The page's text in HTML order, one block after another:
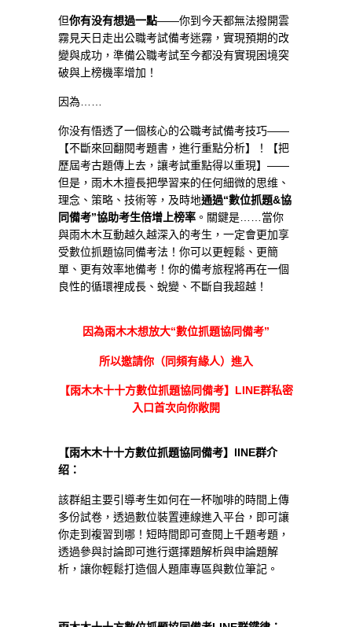
但你有没有想過一點——你到今天都無法撥開雲
霧見天日走出公職考試備考迷霧，實現預期的改
變與成功，準備公職考試至今都没有實現困境突
破與上榜機率增加！
因為……
你没有悟透了一個核心的公職考試備考技巧——
【不斷來回翻閱考題書，進行重點分析】！【把
歷屆考古題傳上去，讓考試重點得以重現】——
但是，雨木木擅長把學習来的任何細微的思维、
理念、策略、技術等，及時地通過“數位抓題&協
同備考”協助考生倍增上榜率 。關鍵是……當你
與雨木木互動越久越深入的考生，一定會更加享
受數位抓題協同備考法！你可以更輕鬆、更簡
單、更有效率地備考！你的備考旅程將再在一個
良性的循環裡成長、蛻變、不斷自我超越！
因為雨木木想放大“數位抓題協同備考”
所以邀請你（同頻有緣人）進入
【雨木木十十方數位抓題協同備考】 LINE群私密
入口首次向你敞開
【雨木木十十方數位抓題協同備考】lINE群介
绍：
該群組主要引導考生如何在一杯咖啡的時間上傳
多份試卷，透過數位裝置連線進入平台，即可讓
你走到複習到哪！短時間即可查閱上千題考題，
透過參與討論即可進行選擇題解析與申論題解
析，讓你輕鬆打造個人題庫專區與數位筆記。